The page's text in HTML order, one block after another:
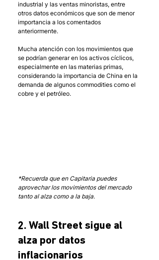
industrial y las ventas minoristas, entre
otros datos económicos que son de menor
importancia a los comentados
anteriormente.
Mucha atención con los movimientos que
se podrían generar en los activos cíclicos,
especialmente en las materias primas,
considerando la importancia de China en la
demanda de algunos commodities como el
cobre y el petróleo.
*Recuerda que en Capitaria puedes
aprovechar los movimientos del mercado
tanto al alza como a la baja.
2. Wall Street sigue al
alza por datos
inflacionarios